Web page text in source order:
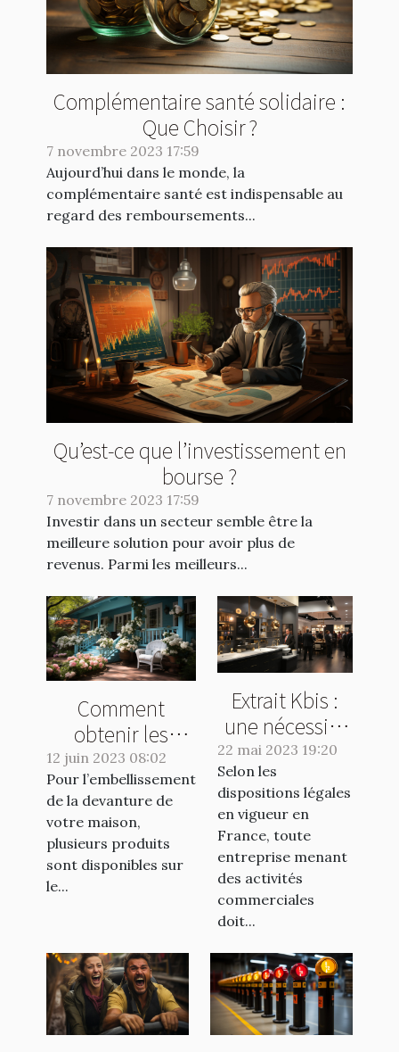
Complémentaire santé solidaire :
Que Choisir ?
7 novembre 2023 17:59
Aujourd’hui dans le monde, la
complémentaire santé est indispensable au
regard des remboursements...
Qu’est-ce que l’investissement en
bourse ?
7 novembre 2023 17:59
Investir dans un secteur semble être la
meilleure solution pour avoir plus de
revenus. Parmi les meilleurs...
Comment
obtenir les
meilleurs
produits pour
l'embellissement
de votre
extérieur ?
12 juin 2023 08:02
Pour l’embellissement
de la devanture de
votre maison,
plusieurs produits
sont disponibles sur
le...
Extrait Kbis :
une nécessité
pour les
entreprises ou
une formalité
de plus ?
22 mai 2023 19:20
Selon les
dispositions légales
en vigueur en
France, toute
entreprise menant
des activités
commerciales
doit...